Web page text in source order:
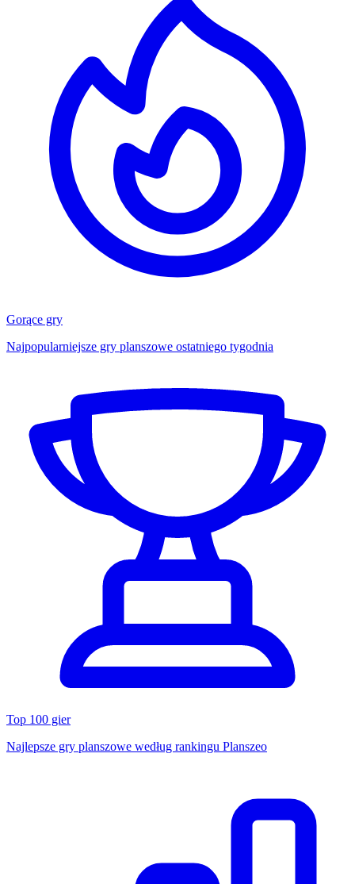
Gorące gry
Najpopularniejsze gry planszowe ostatniego tygodnia
Top 100 gier
Najlepsze gry planszowe według rankingu Planszeo